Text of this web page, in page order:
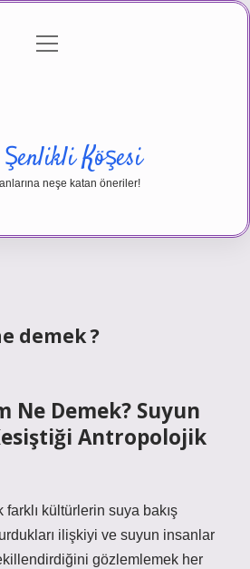
Politikası
menüyü
Köşesi
neşe katan öneriler!
demek ?
Ne Demek? Suyun
Antropolojik
kültürlerin suya bakış
ilişkiyi ve suyun insanlar
gözlemlemek her